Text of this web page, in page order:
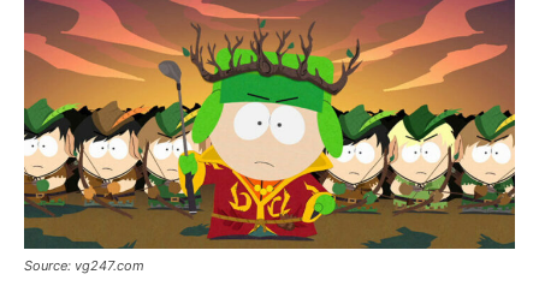
Source: vg247.com